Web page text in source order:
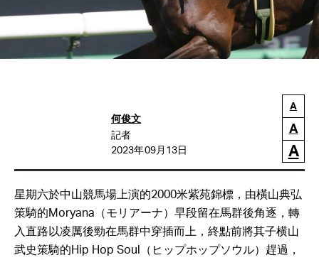
何俊文
記者
2023年09月13日
A
A
A
星期六於中山競馬場上演的2000米紫苑錦標，由橫山典弘
策騎的Moryana（モリアーナ）早段留在馬群後角逐，轉
入直路以凌厲後勁在馬群中穿插而上，終點前將其子横山
武史策騎的Hip Hop Soul（ヒップホップソウル）趕過，